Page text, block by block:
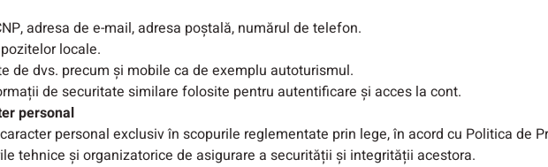
adresa de e-mail, adresa poștală, numărul de telefon.
locale.
de dvs. precum și mobile ca de exemplu autoturismul.
de securitate similare folosite pentru autentificare și acces la cont.
personal
personal exclusiv în scopurile reglementate prin lege, în acord cu Politica de
tehnice și organizatorice de asigurare a securității și integrității acestora.